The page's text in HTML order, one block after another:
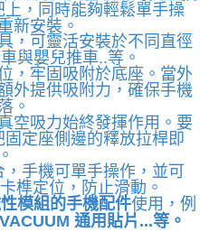
，同時能夠輕鬆單手操
新安裝。
，可靈活安裝於不同直徑
與嬰兒推車..等。
，牢固吸附於底座。當外
外提供吸附力，確保手機
。
空吸力始終發揮作用。要
定座側邊的釋放拉桿即
手機可單手操作，並可
榫定位，防止滑動。
模組的手機配件使用，例
通用貼片...等。